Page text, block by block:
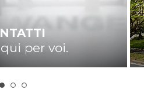
per voi.